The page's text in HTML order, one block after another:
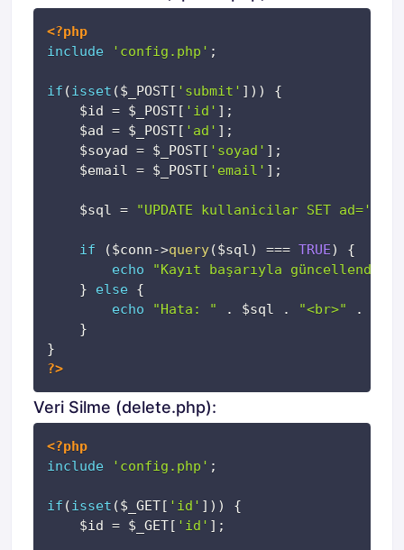
<?php
include
'config.php' ;
if (isset ($_POST[ 'submit' ] ) )
{
$id = $_POST[ 'id' ] ;
$ad = $_POST[ 'ad' ] ;
$soyad = $_POST[ 'soyad' ] ;
$email = $_POST[ 'email' ] ;
$sql = "UPDATE kullanicilar SET ad='
if ($conn->query($sql) === TRUE)
{
echo
"Kayıt başarıyla güncellendi."
}
else
{
echo
"Hata: " . $sql . "<br>" .
}
}
?>
Veri Silme (delete.php):
<?php
include
'config.php' ;
if (isset ($_GET[ 'id' ] ) )
{
$id = $_GET[ 'id' ] ;